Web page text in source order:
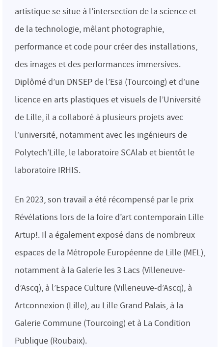
artistique se situe à l’intersection de la science et
de la technologie, mêlant photographie,
performance et code pour créer des installations,
des images et des performances immersives.
Diplômé d’un DNSEP de l’Esä (Tourcoing) et d’une
licence en arts plastiques et visuels de l’Université
de Lille, il a collaboré à plusieurs projets avec
l’université, notamment avec les ingénieurs de
Polytech’Lille, le laboratoire SCAlab et bientôt le
laboratoire IRHIS.
En 2023, son travail a été récompensé par le prix
Révélations lors de la foire d’art contemporain Lille
Artup!. Il a également exposé dans de nombreux
espaces de la Métropole Européenne de Lille (MEL),
notamment à la Galerie les 3 Lacs (Villeneuve-
d’Ascq), à l’Espace Culture (Villeneuve-d’Ascq), à
Artconnexion (Lille), au Lille Grand Palais, à la
Galerie Commune (Tourcoing) et à La Condition
Publique (Roubaix).